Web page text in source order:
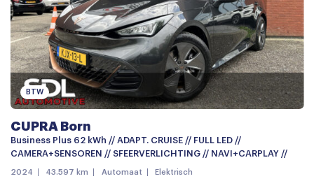
BTW
CUPRA Born
Business Plus 62 kWh // ADAPT. CRUISE // FULL LED //
CAMERA+SENSOREN // SFEERVERLICHTING // NAVI+CARPLAY //
2024 43.597 km Automaat Elektrisch